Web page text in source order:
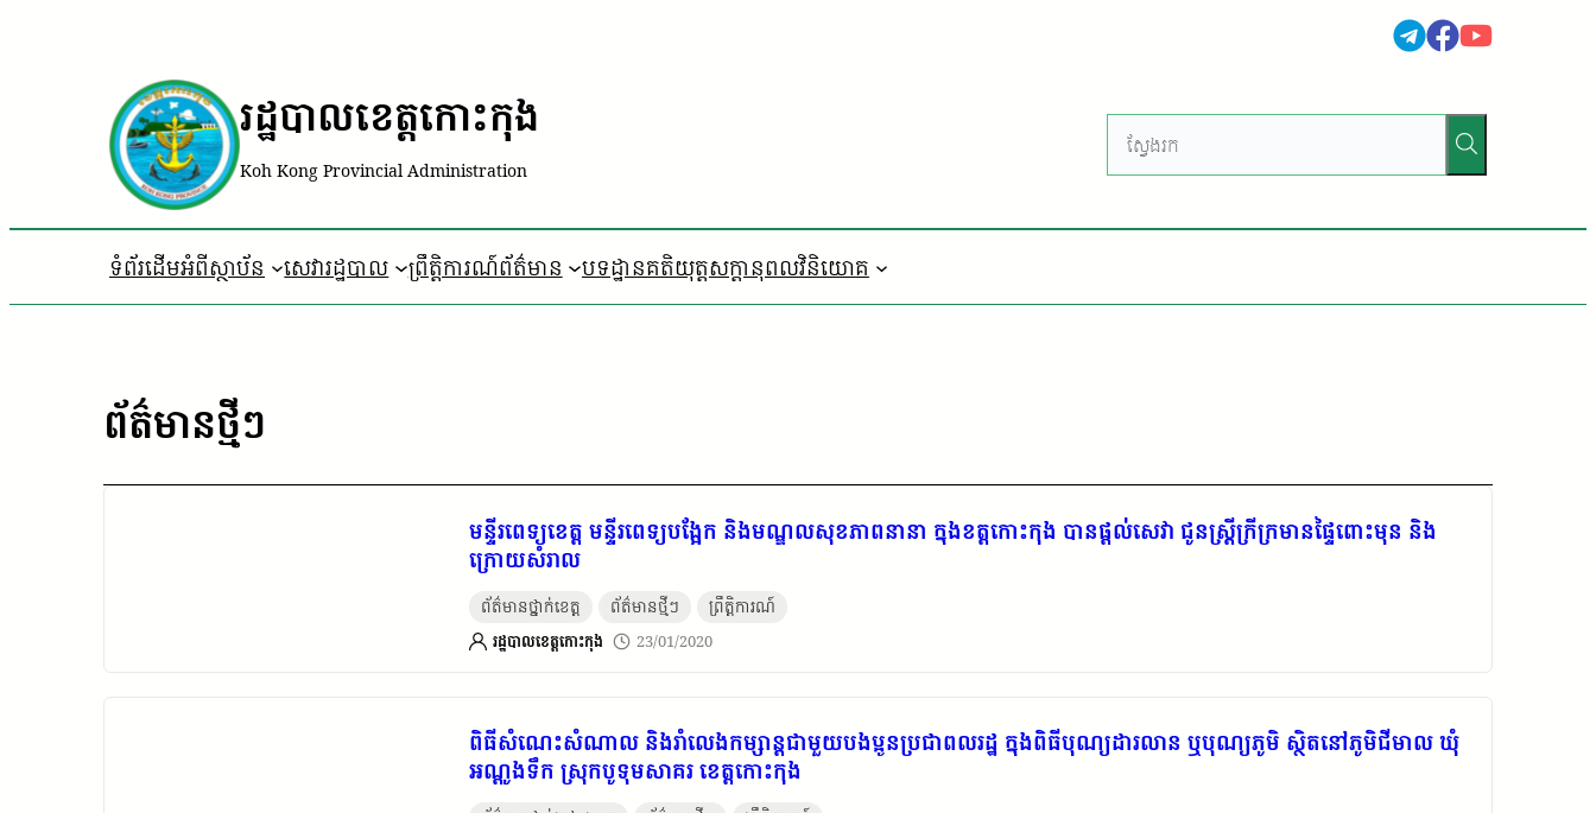
រដ្ឋបាលខេត្តកោះកុង
Koh Kong Provincial Administration
ទំព័រដើមអំពីស្ថាប័ន សេវារដ្ឋបាល ព្រឹត្តិការណ៍ព័ត៌មាន បទដ្ឋានគតិយុត្ត​សក្តានុពលវិនិយោគ
ព័ត៌មានថ្មីៗ
មន្ទីរពេទ្យខេត្ត មន្ទីរពេទ្យបង្អែក និងមណ្ឌលសុខភាពនានា ក្នុងខត្តកោះកុង បានផ្តល់សេវា ជូនស្ត្រីក្រីក្រមានផ្ទៃពោះមុន និង
ក្រោយសំរាល
ព័ត៌មានថ្នាក់ខេត្ត ព័ត៌មានថ្មីៗ ព្រឹត្តិការណ៍
រដ្ឋបាល​ខេត្ត​កោះកុង 23/01/2020
ពិធីសំណេះសំណាល និងរាំលេងកម្សាន្តជាមួយបងប្អូនប្រជាពលរដ្ឋ ក្នុងពិធីបុណ្យដារលាន ឬបុណ្យភូមិ ស្ថិតនៅភូមិជីមាល ឃុំ
អណ្ដូងទឹក ស្រុកបូទុមសាគរ ខេត្តកោះកុង